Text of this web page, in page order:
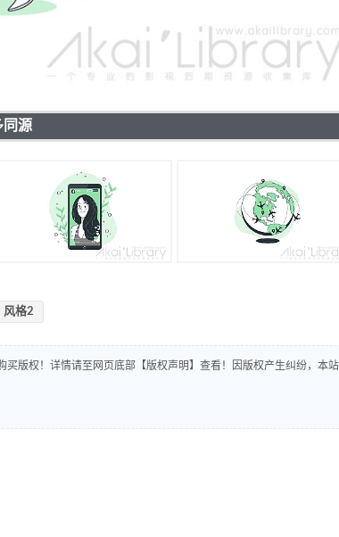
同源
风格2
版权！详情请至网页底部【版权声明】查看！因版权产生纠纷，本站